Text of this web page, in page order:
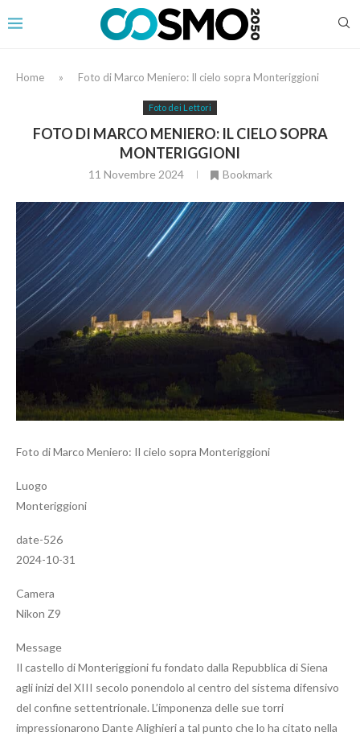
Home » Foto di Marco Meniero: Il cielo sopra Monteriggioni
Foto dei Lettori
FOTO DI MARCO MENIERO: IL CIELO SOPRA
MONTERIGGIONI
11 Novembre 2024 Bookmark
Foto di Marco Meniero: Il cielo sopra Monteriggioni
Luogo
Monteriggioni
date-526
2024-10-31
Camera
Nikon Z9
Message
Il castello di Monteriggioni fu fondato dalla Repubblica di Siena
agli inizi del XIII secolo ponendolo al centro del sistema difensivo
del confine settentrionale. L’imponenza delle sue torri
impressionarono Dante Alighieri a tal punto che lo ha citato nella